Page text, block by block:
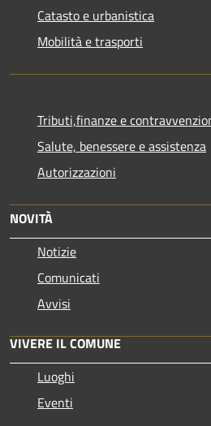
Catasto e urbanistica
Mobilità e trasporti
Tributi,finanze e
Salute, benessere e assistenza
Autorizzazioni
NOVITÀ
Notizie
Comunicati
Avvisi
VIVERE IL COMUNE
Luoghi
Eventi